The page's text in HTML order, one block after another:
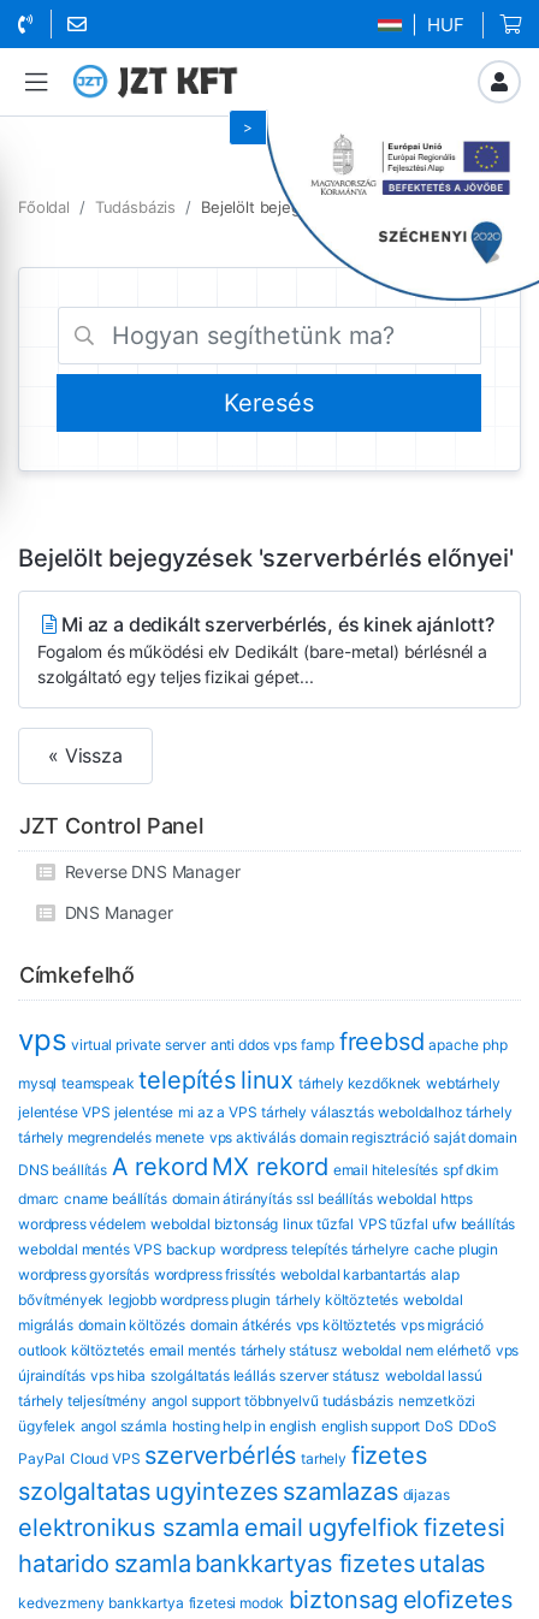
| HUF
Főoldal Tudásbázis Bejelölt bejegyzések szerverbérlés előnyei
Bejelölt bejegyzések 'szerverbérlés előnyei'
Mi az a dedikált szerverbérlés, és kinek ajánlott?
Fogalom és működési elv Dedikált (bare-metal) bérlésnél a
szolgáltató egy teljes fizikai gépet...
« Vissza
JZT Control Panel
Reverse DNS Manager
DNS Manager
Címkefelhő
vps virtual private server anti ddos vps famp freebsd apache php
mysql teamspeak telepítés linux tárhely kezdőknek webtárhely
jelentése VPS jelentése mi az a VPS tárhely választás weboldalhoz tárhely
tárhely megrendelés menete vps aktiválás domain regisztráció saját domain
DNS beállítás A rekord MX rekord email hitelesítés spf dkim
dmarc cname beállítás domain átirányítás ssl beállítás weboldal https
wordpress védelem weboldal biztonság linux tűzfal VPS tűzfal ufw beállítás
weboldal mentés VPS backup wordpress telepítés tárhelyre cache plugin
wordpress gyorsítás wordpress frissítés weboldal karbantartás alap
bővítmények legjobb wordpress plugin tárhely költöztetés weboldal
migrálás domain költözés domain átkérés vps költöztetés vps migráció
outlook költöztetés email mentés tárhely státusz weboldal nem elérhető vps
újraindítás vps hiba szolgáltatás leállás szerver státusz weboldal lassú
tárhely teljesítmény angol support többnyelvű tudásbázis nemzetközi
ügyfelek angol számla hosting help in english english support DoS DDoS
PayPal Cloud VPS szerverbérlés tarhely fizetes
szolgaltatas ugyintezes szamlazas dijazas
elektronikus szamla email ugyfelfiok fizetesi
hatarido szamla bankkartyas fizetesutalas
kedvezmeny bankkartya fizetesi modok biztonsag eloﬁzetes